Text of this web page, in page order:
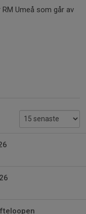
Umeå som går av